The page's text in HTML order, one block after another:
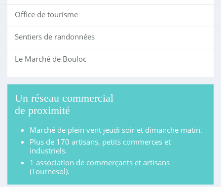
Office de tourisme
Sentiers de randonnées
Le Marché de Bouloc
Un réseau commercial
de proximité
Marché de plein vent jeudi soir et dimanche matin.
Plus de 170 artisans, petits commerces et
industriels.
1 association de commerçants et artisans
(Tournesol).